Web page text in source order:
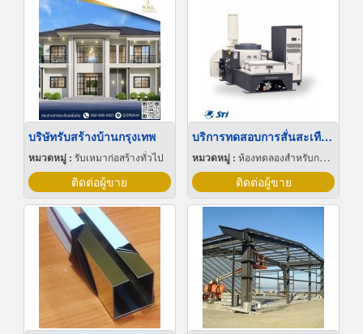
บริษัทรับสร้างบ้านกรุงเทพ
หมวดหมู่ : รับเหมาก่อสร้างทั่วไป
ติดต่อผู้ขาย
บริการทดสอบการสั่นสะเทือน
หมวดหมู่ : ห้องทดลองสำหรับการทดสอบ
ติดต่อผู้ขาย